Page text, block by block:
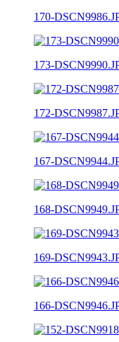
170-
173-
172-
167-
168-
169-
166-